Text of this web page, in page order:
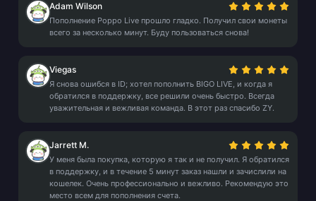
Adam Wilson
Пополнение Poppo Live прошло гладко. Получил свои монеты
всего за несколько минут. Буду пользоваться снова!
Viegas
Я снова ошибся в ID; хотел пополнить BIGO LIVE, и когда я
обратился в поддержку, все решили очень быстро. Всегда
уважительная и вежливая команда. В этот раз спасибо ZY.
Jarrett M.
У меня была покупка, которую я так и не получил. Я обратился
в поддержку, и в течение 5 минут заказ нашли и зачислили на
кошелек. Очень профессионально и вежливо. Рекомендую это
место всем для пополнения счета.